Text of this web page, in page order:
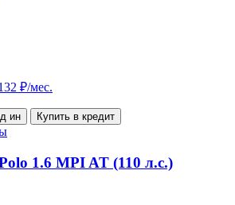
₽/мес.
ин Купить в кредит
1.6 MPI AT (110 л.с.)